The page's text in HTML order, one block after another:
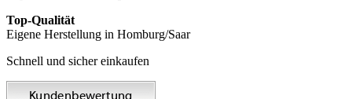
Top-Qualität
Eigene Herstellung in Homburg/Saar
Schnell und sicher einkaufen